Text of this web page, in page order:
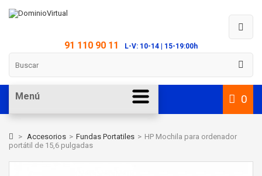
91 110 90 11 L-V: 10-14 | 15-19:00h
0
Menú
> Accesorios > Fundas Portatiles > HP Mochila para ordenador
portátil de 15,6 pulgadas